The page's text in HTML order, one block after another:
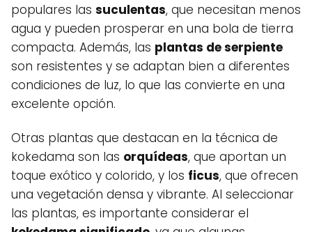
populares las suculentas, que necesitan menos
agua y pueden prosperar en una bola de tierra
compacta. Además, las plantas de serpiente
son resistentes y se adaptan bien a diferentes
condiciones de luz, lo que las convierte en una
excelente opción.
Otras plantas que destacan en la técnica de
kokedama son las orquídeas, que aportan un
toque exótico y colorido, y los ficus, que ofrecen
una vegetación densa y vibrante. Al seleccionar
las plantas, es importante considerar el